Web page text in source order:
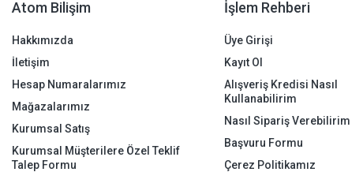
Atom Bilişim
Hakkımızda
İletişim
Hesap Numaralarımız
Mağazalarımız
Kurumsal Satış
Kurumsal Müşterilere Özel Teklif
Talep Formu
İşlem Rehberi
Üye Girişi
Kayıt Ol
Alışveriş Kredisi Nasıl
Kullanabilirim
Nasıl Sipariş Verebilirim
Başvuru Formu
Çerez Politikamız